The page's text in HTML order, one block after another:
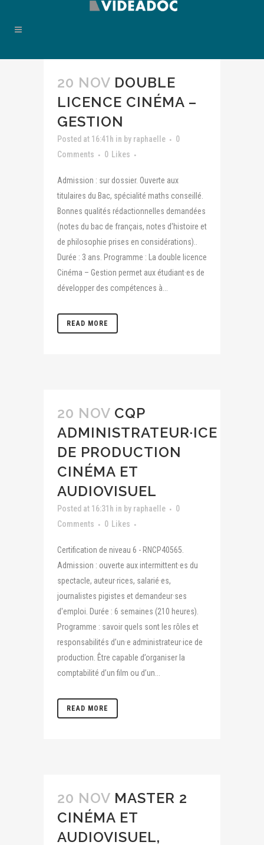
20 NOV DOUBLE
LICENCE CINÉMA –
GESTION
Posted at 16:41h in by raphaelle
0
Comments
0 Likes
Admission : sur dossier. Ouverte aux
titulaires du Bac, spécialité maths conseillé.
Bonnes qualités rédactionnelles demandées
(notes du bac de français, notes d'histoire et
de philosophie prises en considérations)..
Durée : 3 ans. Programme : La double licence
Cinéma – Gestion permet aux étudiant·es de
développer des compétences à...
READ MORE
20 NOV CQP
ADMINISTRATEUR·ICE
DE PRODUCTION
CINÉMA ET
AUDIOVISUEL
Posted at 16:31h in by raphaelle
0
Comments
0 Likes
Certification de niveau 6 - RNCP40565.
Admission : ouverte aux intermittent·es du
spectacle, auteur·rices, salarié·es,
journalistes pigistes et demandeur·ses
d'emploi. Durée : 6 semaines (210 heures).
Programme : savoir quels sont les rôles et
responsabilités d’un·e administrateur·ice de
production. Être capable d’organiser la
comptabilité d’un film ou d’un...
READ MORE
20 NOV MASTER 2
CINÉMA ET
AUDIOVISUEL,